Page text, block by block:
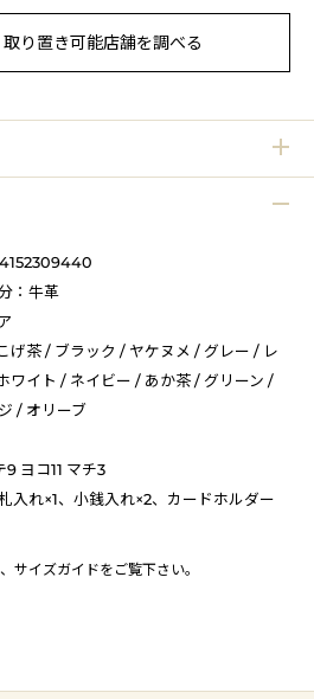
り置き可能店舗を調べる
：牛革
げ茶 / ブラック / ヤケヌメ / グレー / レ
ワイト / ネイビー / あか茶 / グリーン /
/ オリーブ
9 ヨコ11 マチ3
入れ×1、小銭入れ×2、カードホルダー
サイズガイドをご覧下さい。